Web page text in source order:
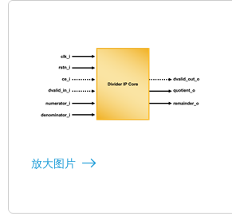
放大图片